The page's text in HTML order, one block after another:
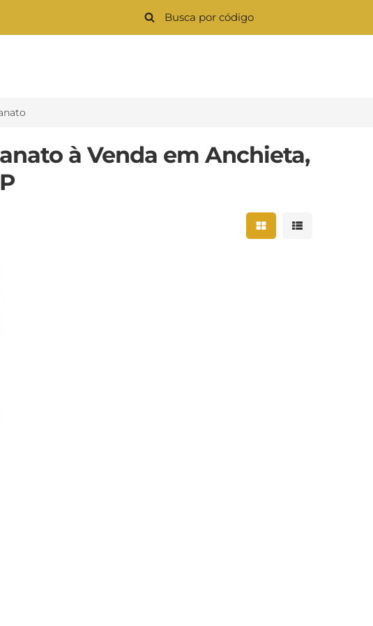
à Venda em Anchieta,
Mostrar resultados
Mostrar